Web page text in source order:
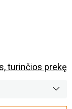
turinčios prekę